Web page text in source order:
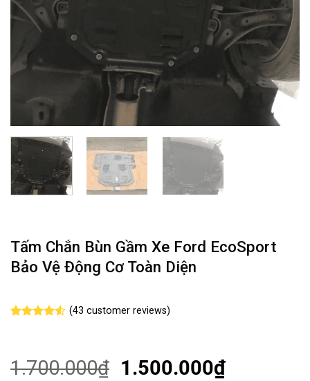
Tấm Chắn Bùn Gầm Xe Ford EcoSport
Bảo Vệ Động Cơ Toàn Diện
customer
ratings
(43 customer reviews)
1.700.000₫ 1.500.000₫